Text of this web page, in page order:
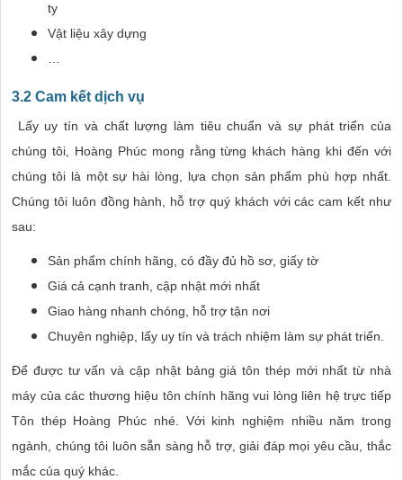
ty
Vật liệu xây dựng
…
3.2 Cam kết dịch vụ
Lấy uy tín và chất lượng làm tiêu chuẩn và sự phát triển của
chúng tôi, Hoàng Phúc mong rằng từng khách hàng khi đến với
chúng tôi là một sự hài lòng, lựa chọn sản phẩm phù hợp nhất.
Chúng tôi luôn đồng hành, hỗ trợ quý khách với các cam kết như
sau:
Sản phẩm chính hãng, có đầy đủ hồ sơ, giấy tờ
Giá cả cạnh tranh, cập nhật mới nhất
Giao hàng nhanh chóng, hỗ trợ tận nơi
Chuyên nghiệp, lấy uy tín và trách nhiệm làm sự phát triển.
Để được tư vấn và cập nhật bảng giá tôn thép mới nhất từ nhà
máy của các thương hiệu tôn chính hãng vui lòng liên hệ trực tiếp
Tôn thép Hoàng Phúc nhé. Với kinh nghiệm nhiều năm trong
ngành, chúng tôi luôn sẵn sàng hỗ trợ, giải đáp mọi yêu cầu, thắc
mắc của quý khác.